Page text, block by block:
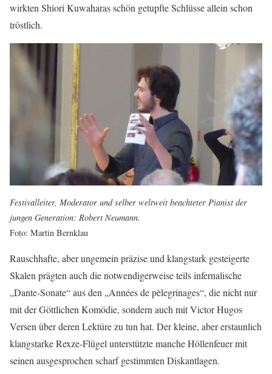
wirkten Shiori Kuwaharas schön getupfte Schlüsse allein schon
tröstlich.
Festivalleiter, Moderator und selber weltweit beachteter Pianist der
jungen Generation: Robert Neumann.
Foto: Martin Bernklau
Rauschhafte, aber ungemein präzise und klangstark gesteigerte
Skalen prägten auch die notwendigerweise teils infernalische
„Dante-Sonate“ aus den „Années de pèlegrinages“, die nicht nur
mit der Göttlichen Komödie, sondern auch mit Victor Hugos
Versen über deren Lektüre zu tun hat. Der kleine, aber erstaunlich
klangstarke Rexze-Flügel unterstützte manche Höllenfeuer mit
seinen ausgesprochen scharf gestimmten Diskantlagen.